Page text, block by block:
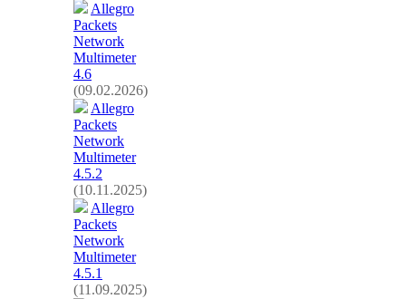
Allegro
Packets
Network
Multimeter
4.6
(09.02.2026)
Allegro
Packets
Network
Multimeter
4.5.2
(10.11.2025)
Allegro
Packets
Network
Multimeter
4.5.1
(11.09.2025)